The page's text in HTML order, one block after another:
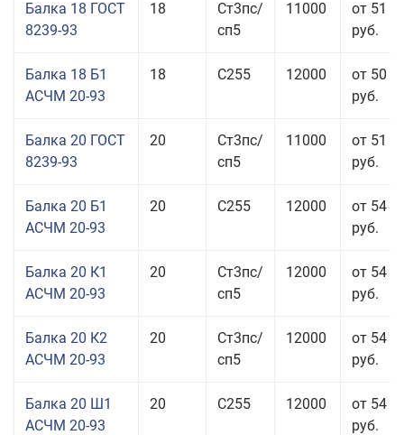
Балка 18 ГОСТ
8239-93
18
Ст3пс/
сп5
11000
от 51
руб.
Балка 18 Б1
АСЧМ 20-93
18 С255 12000
от 50
руб.
Балка 20 ГОСТ
8239-93
20
Ст3пс/
сп5
11000
от 51
руб.
Балка 20 Б1
АСЧМ 20-93
20 С255 12000
от 54
руб.
Балка 20 К1
АСЧМ 20-93
20
Ст3пс/
сп5
12000
от 54
руб.
Балка 20 К2
АСЧМ 20-93
20
Ст3пс/
сп5
12000
от 54
руб.
Балка 20 Ш1
АСЧМ 20-93
20 С255 12000
от 54
руб.